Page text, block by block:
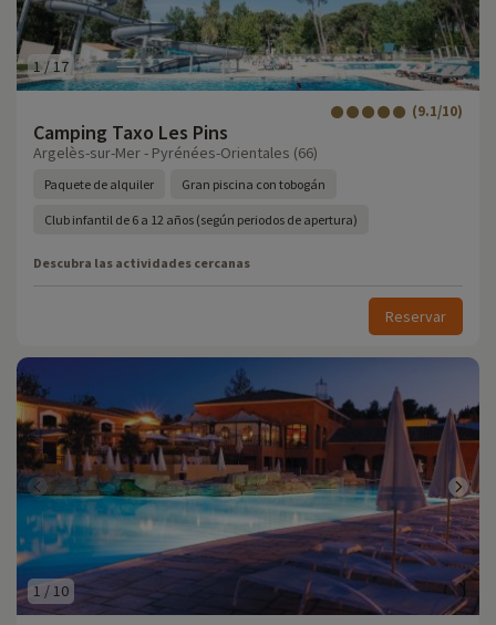
1/17
Camping Taxo Les Pins
(9.1/10)
Argelès-sur-Mer - Pyrénées-Orientales (66)
Paquete de alquiler Gran piscina con tobogán
Club infantil de 6 a 12 años (según periodos de apertura)
Descubra las actividades cercanas
Reservar
1 /10